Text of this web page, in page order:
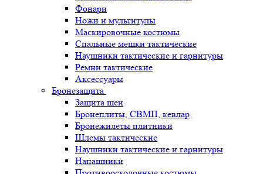
Фонари
Ножи и мультитулы
Маскировочные костюмы
Спальные мешки тактические
Наушники тактические и гарнитуры
Ремни тактические
Аксессуары
Бронезащита
Защита шеи
Бронеплиты, СВМП, кевлар
Бронежилеты плитники
Шлемы тактические
Наушники тактические и гарнитуры
Напашники